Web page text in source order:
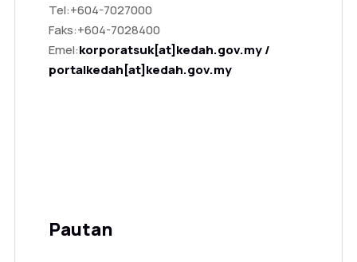
Tel:+604-7027000
Faks:+604-7028400
Emel:korporatsuk[at]kedah.gov.my /
portalkedah[at]kedah.gov.my
Pautan